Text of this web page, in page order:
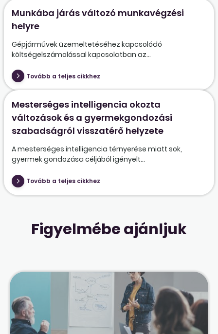
Munkába járás változó munkavégzési
helyre
Gépjárművek üzemeltetéséhez kapcsolódó
költségelszámolással kapcsolatban az...
Tovább a teljes cikkhez
Mesterséges intelligencia okozta
változások és a gyermekgondozási
szabadságról visszatérő helyzete
A mesterséges intelligencia térnyerése miatt sok,
gyermek gondozása céljából igényelt...
Tovább a teljes cikkhez
Figyelmébe ajánljuk